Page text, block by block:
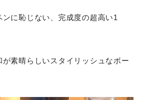
に恥じない、完成度の超高い1
素晴らしいスタイリッシュなボー